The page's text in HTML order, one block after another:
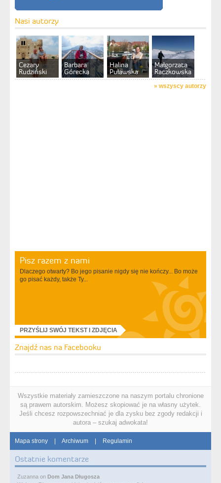
Nasi autorzy
Cezary
Rudziński
Barbara
Górecka
Halina
Puławska
Małgorzata
Raczkowska
» wszyscy autorzy
Pisz razem z nami
Dlaczego otwarty? Bo jego pisanie nigdy się nie kończy... Bo może
go pisać każdy, także Ty...
PRZYŚLIJ SWÓJ TEKST I ZDJĘCIA
Znajdź nas na Facebooku
Wszystkie materiały zamieszczone na naszym portalu chronione
są prawem autorskim. Możesz skopiować je na własny użytek.
Jeśli chcesz rozpowszechniać je dla zysku bez zgody redakcji i
autora – szukaj adwokata!
Mapa strony Archiwum Regulamin
Ostatnie komentarze
Zuzanna on Dom Jana Długosza